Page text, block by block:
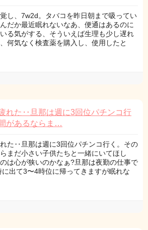
し、7w2d。タバコを昨日朝まで吸ってい
だか最近眠れないなあ、便通はあるのに
る気がする、そういえば生理も少し遅れ
何気なく検査薬を購入し、使用したと
れた‥旦那は週に3回位パチンコ行
があるならま…
た‥旦那は週に3回位パチンコ行く。その
まだ小さい子供たちと一緒にいてほし
は心が狭いのかなぁ?旦那は夜勤の仕事で
出て3〜4時位に帰ってきますが眠れな